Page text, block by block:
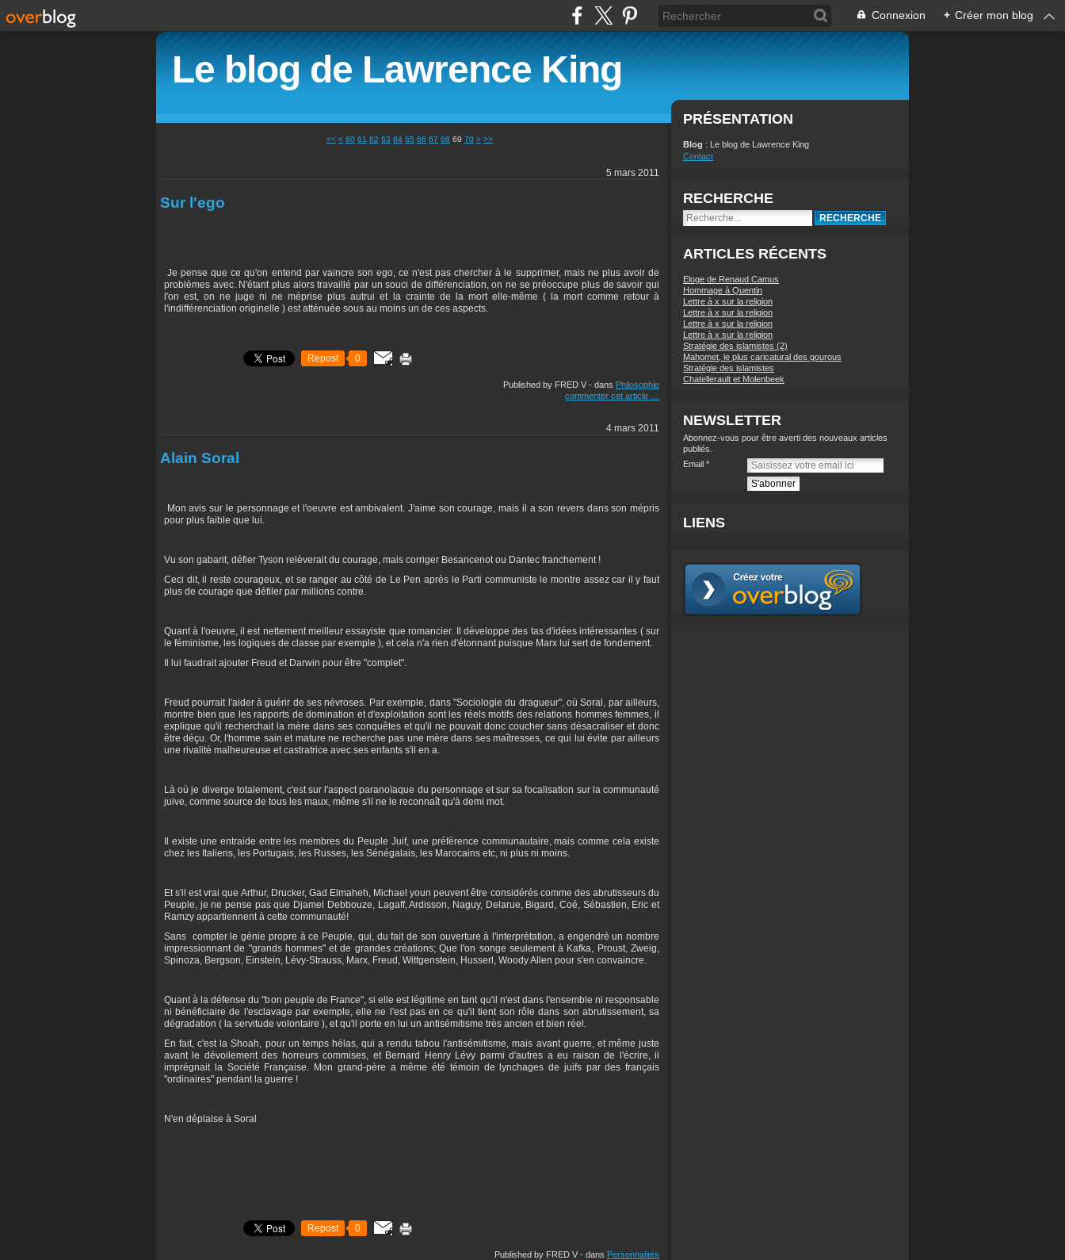
Connexion + Créer mon blog
Le blog de Lawrence King
<< < 10
20
30
40
50
60 61 62 63 64 65 66 67 68 69 70 > >>
5 mars 2011
Sur l'ego
Je pense que ce qu'on entend par vaincre son ego, ce n'est pas chercher à le supprimer, mais ne plus avoir de
problèmes avec. N'étant plus alors travaillé par un souci de différenciation, on ne se préoccupe plus de savoir qui
l'on est, on ne juge ni ne méprise plus autrui et la crainte de la mort elle-même ( la mort comme retour à
l'indifférenciation originelle ) est atténuée sous au moins un de ces aspects.
Repost 0
Published by FRED V - dans Philosophie
commenter cet article
4 mars 2011
Alain Soral
Mon avis sur le personnage et l'oeuvre est ambivalent. J'aime son courage, mais il a son revers dans son mépris
pour plus faible que lui.
Vu son gabarit, défier Tyson relèverait du courage, mais corriger Besancenot ou Dantec franchement !
Ceci dit, il reste courageux, et se ranger au côté de Le Pen après le Parti communiste le montre assez car il y faut
plus de courage que défiler par millions contre.
Quant à l'oeuvre, il est nettement meilleur essayiste que romancier. Il développe des tas d'idées intéressantes ( sur
le féminisme, les logiques de classe par exemple ), et cela n'a rien d'étonnant puisque Marx lui sert de fondement.
Il lui faudrait ajouter Freud et Darwin pour être "complet".
Freud pourrait l'aider à guérir de ses névroses. Par exemple, dans "Sociologie du dragueur", où Soral, par ailleurs,
montre bien que les rapports de domination et d'exploitation sont les réels motifs des relations hommes femmes, il
explique qu'il recherchait la mère dans ses conquêtes et qu'il ne pouvait donc coucher sans désacraliser et donc
être déçu. Or, l'homme sain et mature ne recherche pas une mère dans ses maîtresses, ce qui lui évite par ailleurs
une rivalité malheureuse et castratrice avec ses enfants s'il en a.
Là où je diverge totalement, c'est sur l'aspect paranoïaque du personnage et sur sa focalisation sur la communauté
juive, comme source de tous les maux, même s'il ne le reconnaît qu'à demi mot.
Il existe une entraide entre les membres du Peuple Juif, une préférence communautaire, mais comme cela existe
chez les Italiens, les Portugais, les Russes, les Sénégalais, les Marocains etc, ni plus ni moins.
Et s'il est vrai que Arthur, Drucker, Gad Elmaheh, Michael youn peuvent être considérés comme des abrutisseurs du
Peuple, je ne pense pas que Djamel Debbouze, Lagaff, Ardisson, Naguy, Delarue, Bigard, Coé, Sébastien, Eric et
Ramzy appartiennent à cette communauté!
Sans compter le génie propre à ce Peuple, qui, du fait de son ouverture à l'interprétation, a engendré un nombre
impressionnant de "grands hommes" et de grandes créations; Que l'on songe seulement à Kafka, Proust, Zweig,
Spinoza, Bergson, Einstein, Lévy-Strauss, Marx, Freud, Wittgenstein, Husserl, Woody Allen pour s'en convaincre.
Quant à la défense du "bon peuple de France", si elle est légitime en tant qu'il n'est dans l'ensemble ni responsable
ni bénéficiaire de l'esclavage par exemple, elle ne l'est pas en ce qu'il tient son rôle dans son abrutissement, sa
dégradation ( la servitude volontaire ), et qu'il porte en lui un antisémitisme très ancien et bien réel.
En fait, c'est la Shoah, pour un temps hélas, qui a rendu tabou l'antisémitisme, mais avant guerre, et même juste
avant le dévoilement des horreurs commises, et Bernard Henry Lévy parmi d'autres a eu raison de l'écrire, il
imprégnait la Société Française. Mon grand-père a même été témoin de lynchages de juifs par des français
"ordinaires" pendant la guerre !
N'en déplaise à Soral
Repost 0
Published by FRED V - dans Personnalités
PRÉSENTATION
Blog : Le blog de Lawrence King
Contact
RECHERCHE
ARTICLES RÉCENTS
Eloge de Renaud Camus
Hommage à Quentin
Lettre à x sur la religion
Lettre à x sur la religion
Lettre à x sur la religion
Lettre à x sur la religion
Stratégie des islamistes (2)
Mahomet, le plus caricatural des gourous
Stratégie des islamistes
Chatellerault et Molenbeek
NEWSLETTER
Abonnez-vous pour être averti des nouveaux articles
publiés.
Email
LIENS